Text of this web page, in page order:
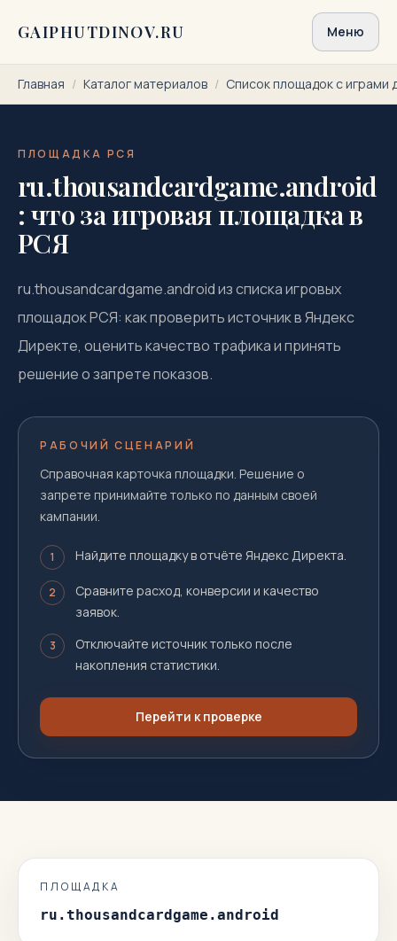
GAIPHUTDINOV.RU Меню
Главная / Каталог материалов / Список площадок с играми
ПЛОЩАДКА РСЯ
ru.thousandcardgame.android
: что за игровая площадка в
РСЯ
ru.thousandcardgame.android из списка игровых
площадок РСЯ: как проверить источник в Яндекс
Директе, оценить качество трафика и принять
решение о запрете показов.
РАБОЧИЙ СЦЕНАРИЙ
Справочная карточка площадки. Решение о
запрете принимайте только по данным своей
кампании.
1 Найдите площадку в отчёте Яндекс Директа.
2
Сравните расход, конверсии и качество
заявок.
3
Отключайте источник только после
накопления статистики.
Перейти к проверке
ПЛОЩАДКА
ru.thousandcardgame.android